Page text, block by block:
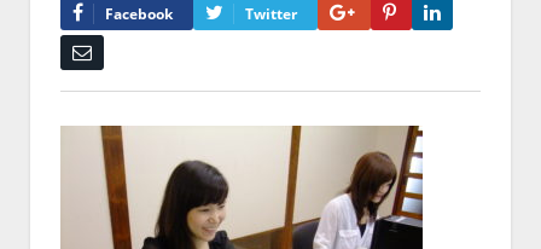
Facebook Twitter Google+Pinterest